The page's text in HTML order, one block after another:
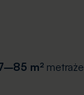
m² metraże